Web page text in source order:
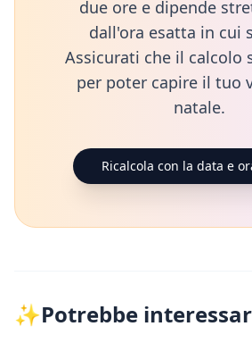
due ore e dipende
dall'ora esatta in cui
Assicurati che il calcolo
per poter capire il tuo
natale.
Ricalcola con la data e
✨Potrebbe